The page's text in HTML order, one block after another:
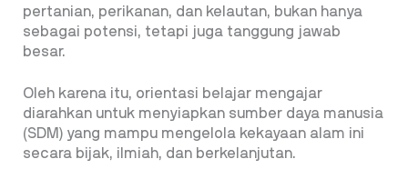
pertanian, perikanan, dan kelautan, bukan hanya
sebagai potensi, tetapi juga tanggung jawab
besar.
Oleh karena itu, orientasi belajar mengajar
diarahkan untuk menyiapkan sumber daya manusia
(SDM) yang mampu mengelola kekayaan alam ini
secara bijak, ilmiah, dan berkelanjutan.